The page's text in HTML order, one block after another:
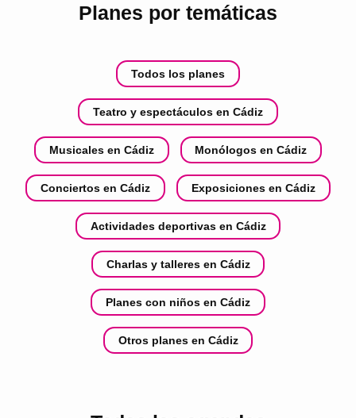
Planes por temáticas
Todos los planes
Teatro y espectáculos en Cádiz
Musicales en Cádiz Monólogos en Cádiz
Conciertos en Cádiz Exposiciones en Cádiz
Actividades deportivas en Cádiz
Charlas y talleres en Cádiz
Planes con niños en Cádiz
Otros planes en Cádiz